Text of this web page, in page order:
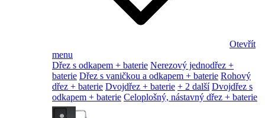
Otevřít
menu
Dřez s odkapem + baterie Nerezový jednodřez +
baterie Dřez s vaničkou a odkapem + baterie Rohový
dřez + baterie Dvojdřez + baterie + 2 další Dvojdřez s
odkapem + baterie Celoplošný, nástavný dřez + baterie